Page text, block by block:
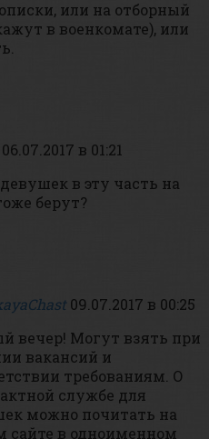
или на отборный
в военкомате), или
06.07.2017 в 01:21
в эту часть на
берут?
09.07.2017 в 00:25
вечер! Могут взять при
вакансий и
требованиям. О
службе для
можно почитать на
сайте в одноименном